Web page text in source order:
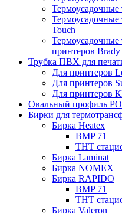
Термоусадочные
Термоусадочные
Touch
Термоусадочные
принтеров
Трубка ПВХ для
Для принтеров
Для принтеров
Для принтеров
Овальный профиль PO
Бирки для
Бирка Heatex
BMP 71
THT
Бирка Laminat
Бирка NOMEX
Бирка RAPIDO
BMP 71
THT
Бирка Valeron